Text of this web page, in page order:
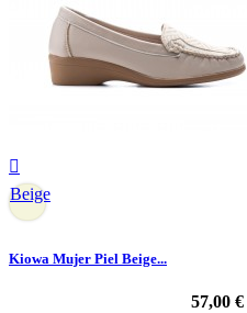

Beige
Kiowa Mujer Piel Beige...
57,00 €